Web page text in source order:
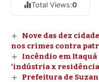
Total Views:0
Nove das dez
nos crimes contra
Incêndio em
‘indústria x
Prefeitura de